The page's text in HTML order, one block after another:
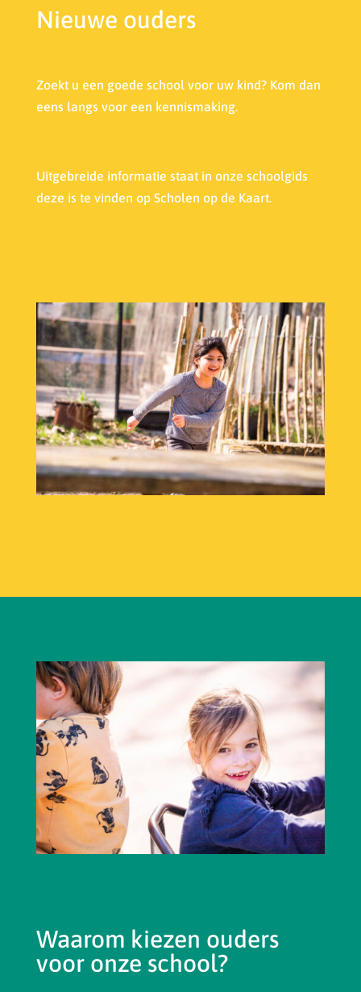
Nieuwe ouders
Zoekt u een goede school voor uw kind? Kom dan
eens langs voor een kennismaking.
Uitgebreide informatie staat in onze schoolgids
deze is te vinden op Scholen op de Kaart.
Waarom kiezen ouders
voor onze school?